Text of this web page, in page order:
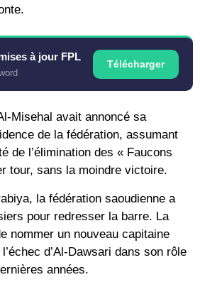
à jour FPL
Télécharger
Misehal avait annoncé sa
de la fédération, assumant
de l’élimination des « Faucons
tour, sans la moindre victoire.
la fédération saoudienne a
pour redresser la barre. La
nommer un nouveau capitaine
d’Al-Dawsari dans son rôle
années.